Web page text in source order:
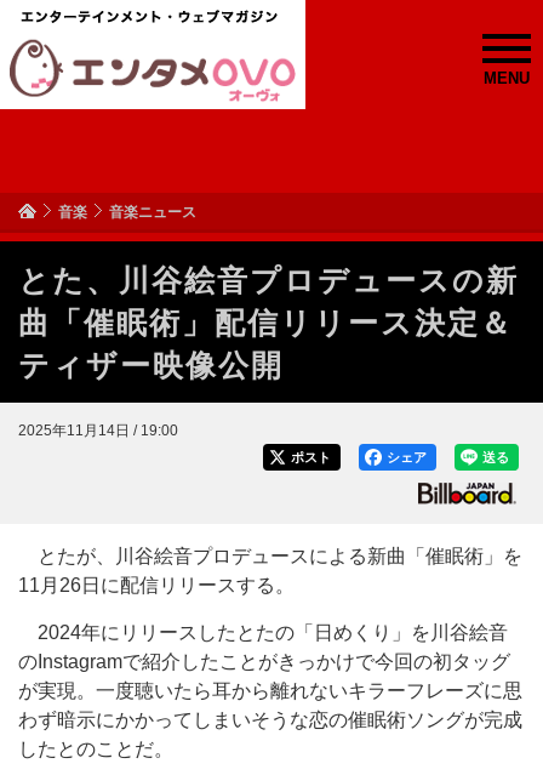
MENU
音楽 音楽ニュース
とた、川谷絵音プロデュースの新
曲「催眠術」配信リリース決定＆
ティザー映像公開
2025年11月14日 / 19:00
送る
シェア
ポスト
とたが、川谷絵音プロデュースによる新曲「催眠術」を
11月26日に配信リリースする。
2024年にリリースしたとたの「日めくり」を川谷絵音
のInstagramで紹介したことがきっかけで今回の初タッグ
が実現。一度聴いたら耳から離れないキラーフレーズに思
わず暗示にかかってしまいそうな恋の催眠術ソングが完成
したとのことだ。